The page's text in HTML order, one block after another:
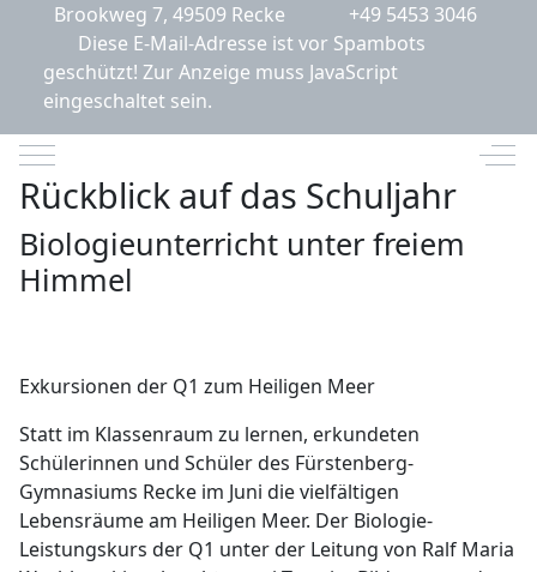
Brookweg 7, 49509 Recke
+49 5453 3046
Diese E-Mail-Adresse ist vor Spambots
geschützt! Zur Anzeige muss JavaScript
eingeschaltet sein.
Mobile Menu Toggle
Off-
Rückblick auf das Schuljahr
Biologieunterricht unter freiem
Himmel
Exkursionen der Q1 zum Heiligen Meer
Statt im Klassenraum zu lernen, erkundeten
Schülerinnen und Schüler des Fürstenberg-
Gymnasiums Recke im Juni die vielfältigen
Lebensräume am Heiligen Meer. Der Biologie-
Leistungskurs der Q1 unter der Leitung von Ralf Maria